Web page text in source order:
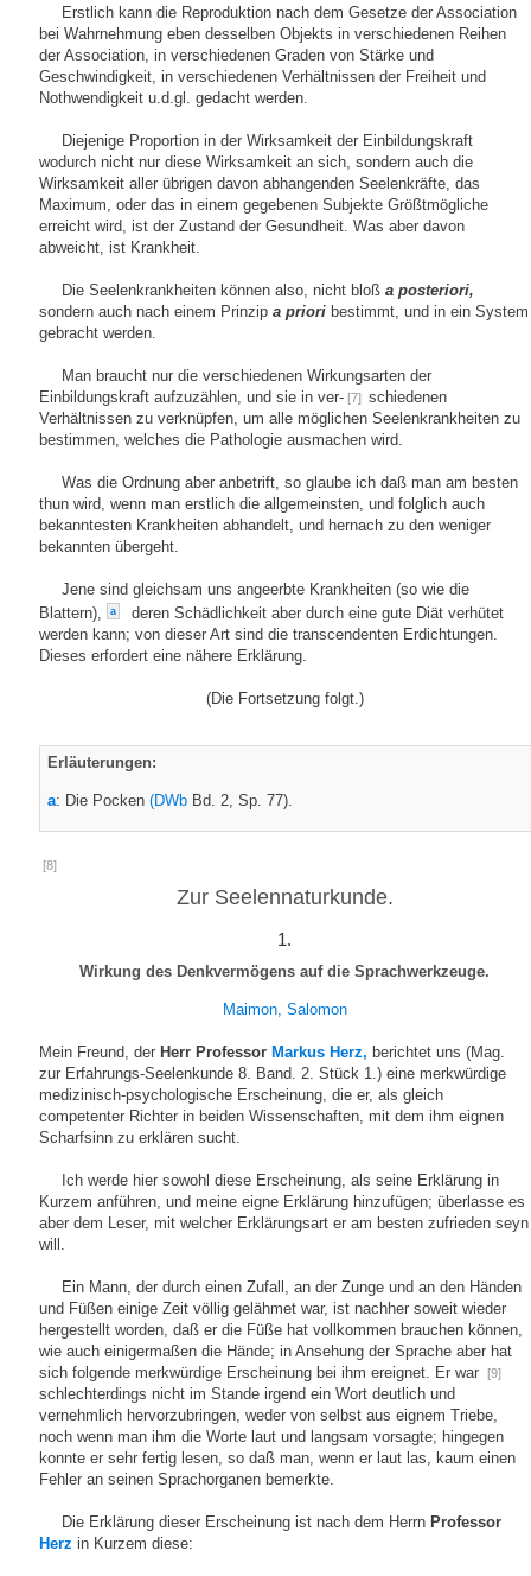
Erstlich kann die Reproduktion nach dem Gesetze der Association
bei Wahrnehmung eben desselben Objekts in verschiedenen Reihen
der Association, in verschiedenen Graden von Stärke und
Geschwindigkeit, in verschiedenen Verhältnissen der Freiheit und
Nothwendigkeit u.d.gl. gedacht werden.
Diejenige Proportion in der Wirksamkeit der Einbildungskraft
wodurch nicht nur diese Wirksamkeit an sich, sondern auch die
Wirksamkeit aller übrigen davon abhangenden Seelenkräfte, das
Maximum, oder das in einem gegebenen Subjekte Größtmögliche
erreicht wird, ist der Zustand der Gesundheit. Was aber davon
abweicht, ist Krankheit.
Die Seelenkrankheiten können also, nicht bloßa posteriori,
sondern auch nach einem Prinzip a priori bestimmt, und in ein System
gebracht werden.
Man braucht nur die verschiedenen Wirkungsarten der
Einbildungskraft aufzuzählen, und sie in ver- [7] schiedenen
Verhältnissen zu verknüpfen, um alle möglichen Seelenkrankheiten zu
bestimmen, welches die Pathologie ausmachen wird.
Was die Ordnung aber anbetrift, so glaube ich daß man am besten
thun wird, wenn man erstlich die allgemeinsten, und folglich auch
bekanntesten Krankheiten abhandelt, und hernach zu den weniger
bekannten übergeht.
Jene sind gleichsam uns angeerbte Krankheiten (so wie die
Blattern),
a
deren Schädlichkeit aber durch eine gute Diät verhütet
werden kann; von dieser Art sind die transcendenten Erdichtungen.
Dieses erfordert eine nähere Erklärung.
(Die Fortsetzung folgt.)
Erläuterungen:
a: Die Pocken (DWb Bd. 2, Sp. 77).
[8]
Zur Seelennaturkunde.
1.
Wirkung des Denkvermögens auf die Sprachwerkzeuge.
Maimon, Salomon
Mein Freund, der Herr Professor Markus Herz, berichtet uns (Mag.
zur Erfahrungs-Seelenkunde 8. Band. 2. Stück 1.) eine merkwürdige
medizinisch-psychologische Erscheinung, die er, als gleich
competenter Richter in beiden Wissenschaften, mit dem ihm eignen
Scharfsinn zu erklären sucht.
Ich werde hier sowohl diese Erscheinung, als seine Erklärung in
Kurzem anführen, und meine eigne Erklärung hinzufügen; überlasse es
aber dem Leser, mit welcher Erklärungsart er am besten zufrieden seyn
will.
Ein Mann, der durch einen Zufall, an der Zunge und an den Händen
und Füßen einige Zeit völlig gelähmet war, ist nachher soweit wieder
hergestellt worden, daß er die Füße hat vollkommen brauchen können,
wie auch einigermaßen die Hände; in Ansehung der Sprache aber hat
sich folgende merkwürdige Erscheinung bei ihm ereignet. Er war
[9]
schlechterdings nicht im Stande irgend ein Wort deutlich und
vernehmlich hervorzubringen, weder von selbst aus eignem Triebe,
noch wenn man ihm die Worte laut und langsam vorsagte; hingegen
konnte er sehr fertig lesen, so daß man, wenn er laut las, kaum einen
Fehler an seinen Sprachorganen bemerkte.
Die Erklärung dieser Erscheinung ist nach dem Herrn Professor
Herz in Kurzem diese: